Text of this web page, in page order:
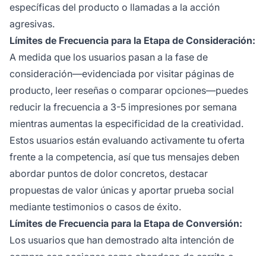
específicas del producto o llamadas a la acción
agresivas.
Límites de Frecuencia para la Etapa de Consideración:
A medida que los usuarios pasan a la fase de
consideración—evidenciada por visitar páginas de
producto, leer reseñas o comparar opciones—puedes
reducir la frecuencia a 3-5 impresiones por semana
mientras aumentas la especificidad de la creatividad.
Estos usuarios están evaluando activamente tu oferta
frente a la competencia, así que tus mensajes deben
abordar puntos de dolor concretos, destacar
propuestas de valor únicas y aportar prueba social
mediante testimonios o casos de éxito.
Límites de Frecuencia para la Etapa de Conversión:
Los usuarios que han demostrado alta intención de